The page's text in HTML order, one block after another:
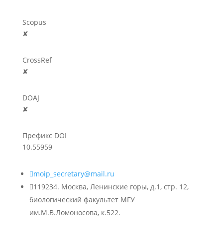
Scopus
✘
CrossRef
✘
DOAJ
✘
Префикс DOI
10.55959
moip_secretary@mail.ru
119234. Москва, Ленинские горы, д.1, стр. 12,
биологический факультет МГУ
им.М.В.Ломоносова, к.522.